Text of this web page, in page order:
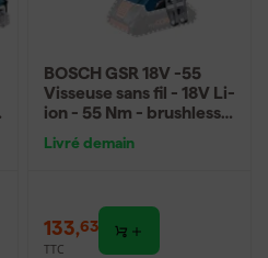
BOSCH GSR 18V ​​-55
Visseuse sans fil - 18V Li-
ion - 55 Nm - brushless -
Livré demain
133,63
TTC